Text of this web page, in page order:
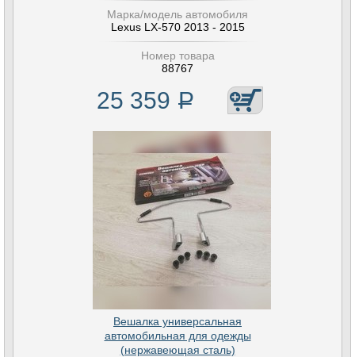
Марка/модель автомобиля
Lexus LX-570 2013 - 2015
Номер товара
88767
25 359 Р
Вешалка универсальная
автомобильная для одежды
(нержавеющая сталь)